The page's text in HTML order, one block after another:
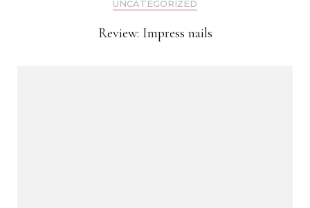
UNCATEGORIZED
Review: Impress nails